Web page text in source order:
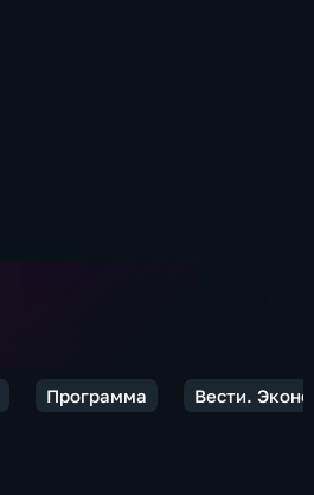
Программа Вести.